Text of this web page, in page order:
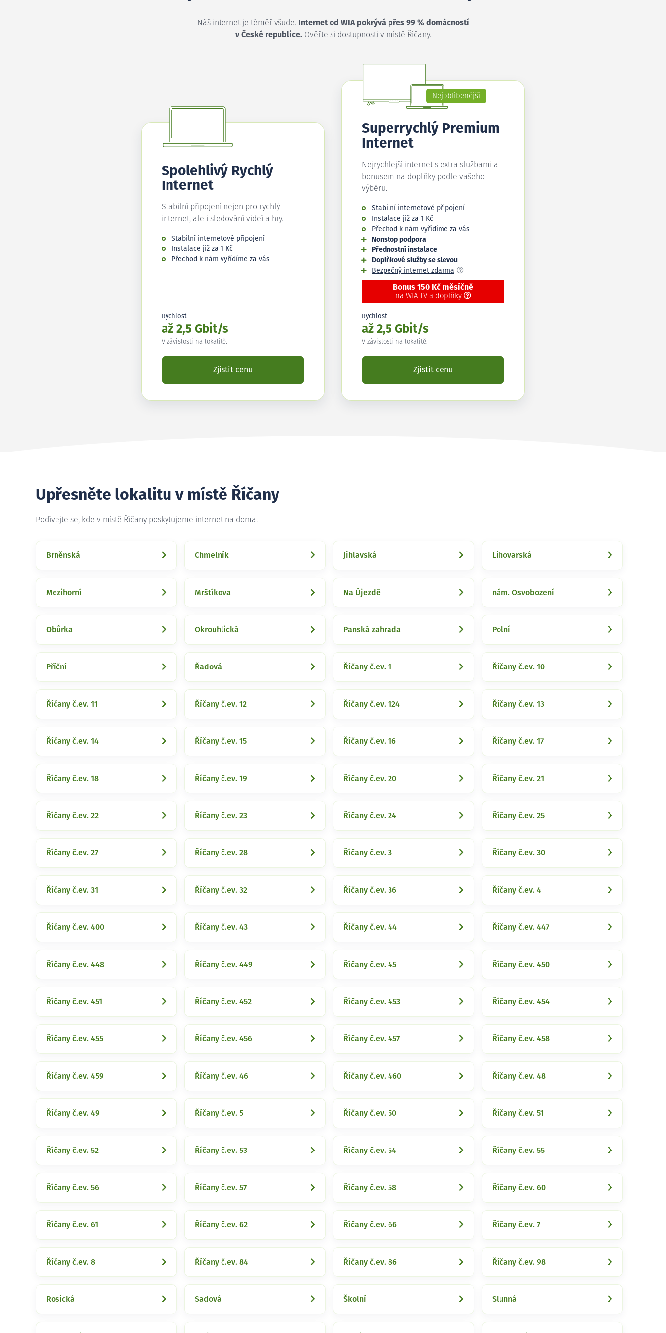
Náš internet je téměř všude.
Internet od WIA pokrývá přes 99 % domácností
v České republice.Ověřte si dostupnosti v místě Říčany.
Spolehlivý Rychlý
Internet
Stabilní připojení nejen pro rychlý
internet, ale i sledování videí a hry.
Stabilní internetové připojení
Instalace již za 1 Kč
Přechod k nám vyřídíme za vás
Rychlost
až 2,5 Gbit/s
V závislosti na lokalitě.
Zjistit cenu
Nejoblíbenější
Superrychlý Premium
Internet
Nejrychlejší internet s extra službami a
bonusem na doplňky podle vašeho
výběru.
Stabilní internetové připojení
Instalace již za 1 Kč
Přechod k nám vyřídíme za vás
Nonstop podpora
Přednostní instalace
Doplňkové služby se slevou
Bezpečný internet zdarma
Bonus 150 Kč měsíčně
na WIA TV a doplňky
Rychlost
až 2,5 Gbit/s
V závislosti na lokalitě.
Zjistit cenu
Upřesněte lokalitu v místě Říčany
Podívejte se, kde v místě Říčany poskytujeme internet na doma.
Brněnská Chmelník Jihlavská Lihovarská
Mezihorní Mrštíkova Na Újezdě nám. Osvobození
Obůrka Okrouhlická Panská zahrada Polní
Příční Řadová Říčany č.ev. 1 Říčany č.ev. 10
Říčany č.ev. 11 Říčany č.ev. 12 Říčany č.ev. 124 Říčany č.ev. 13
Říčany č.ev. 14 Říčany č.ev. 15 Říčany č.ev. 16 Říčany č.ev. 17
Říčany č.ev. 18 Říčany č.ev. 19 Říčany č.ev. 20 Říčany č.ev. 21
Říčany č.ev. 22 Říčany č.ev. 23 Říčany č.ev. 24 Říčany č.ev. 25
Říčany č.ev. 27 Říčany č.ev. 28 Říčany č.ev. 3 Říčany č.ev. 30
Říčany č.ev. 31 Říčany č.ev. 32 Říčany č.ev. 36 Říčany č.ev. 4
Říčany č.ev. 400 Říčany č.ev. 43 Říčany č.ev. 44 Říčany č.ev. 447
Říčany č.ev. 448 Říčany č.ev. 449 Říčany č.ev. 45 Říčany č.ev. 450
Říčany č.ev. 451 Říčany č.ev. 452 Říčany č.ev. 453 Říčany č.ev. 454
Říčany č.ev. 455 Říčany č.ev. 456 Říčany č.ev. 457 Říčany č.ev. 458
Říčany č.ev. 459 Říčany č.ev. 46 Říčany č.ev. 460 Říčany č.ev. 48
Říčany č.ev. 49 Říčany č.ev. 5 Říčany č.ev. 50 Říčany č.ev. 51
Říčany č.ev. 52 Říčany č.ev. 53 Říčany č.ev. 54 Říčany č.ev. 55
Říčany č.ev. 56 Říčany č.ev. 57 Říčany č.ev. 58 Říčany č.ev. 60
Říčany č.ev. 61 Říčany č.ev. 62 Říčany č.ev. 66 Říčany č.ev. 7
Říčany č.ev. 8 Říčany č.ev. 84 Říčany č.ev. 86 Říčany č.ev. 98
Rosická Sadová Školní Slunná